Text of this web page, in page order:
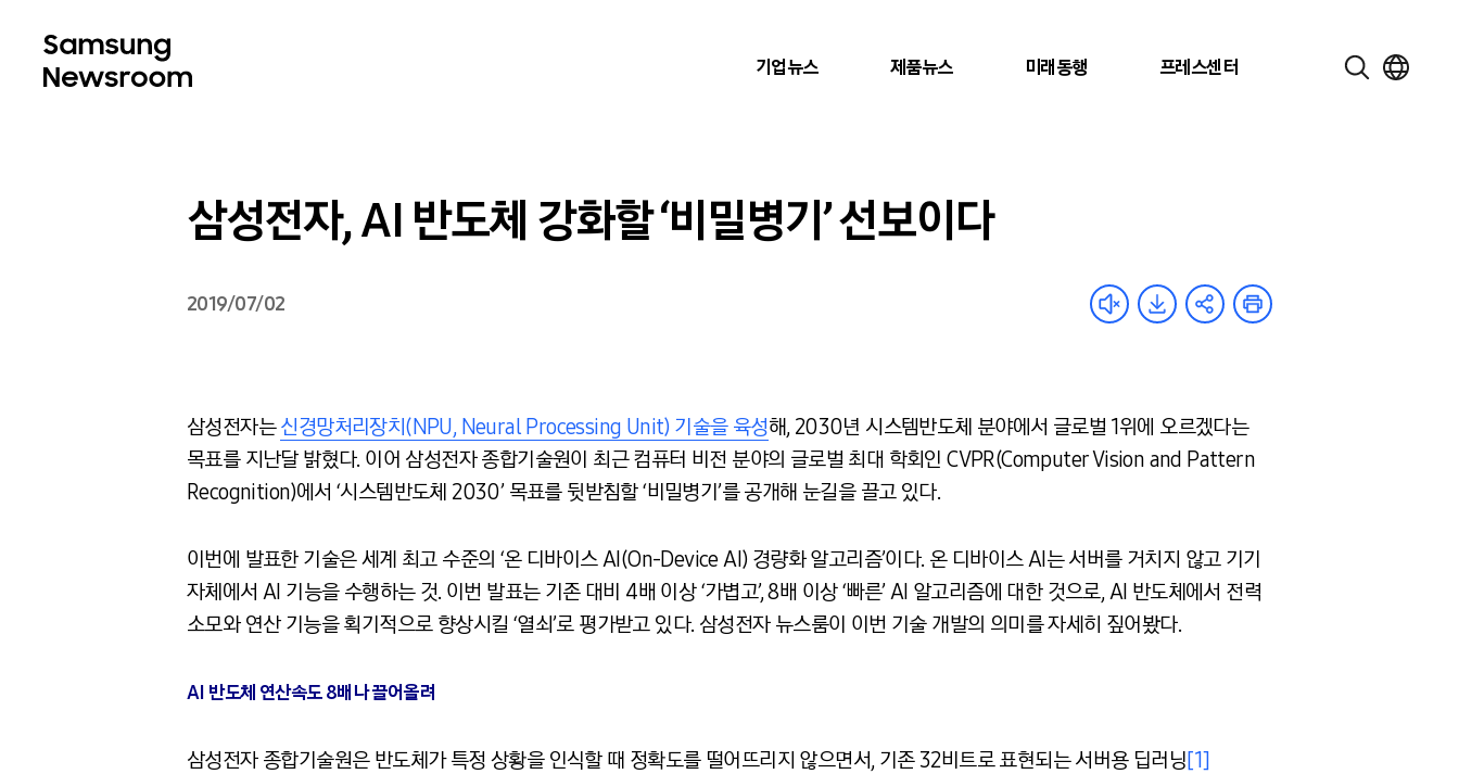
기업뉴스 제품뉴스 미래동행 프레스센터
삼성전자, AI 반도체 강화할 ‘비밀병기’ 선보이다
2019/07/02
삼성전자는신경망처리장치(NPU, Neural Processing Unit) 기술을 육성해, 2030년 시스템반도체 분야에서 글로벌 1위에 오르겠다는
목표를 지난달 밝혔다. 이어 삼성전자 종합기술원이 최근 컴퓨터 비전 분야의 글로벌 최대 학회인 CVPR(Computer Vision and Pattern
Recognition)에서 ‘시스템반도체 2030’ 목표를 뒷받침할 ‘비밀병기’를 공개해 눈길을 끌고 있다.
이번에 발표한 기술은 세계 최고 수준의 ‘온 디바이스 AI(On-Device AI) 경량화 알고리즘’이다. 온 디바이스 AI는 서버를 거치지 않고 기기
자체에서 AI 기능을 수행하는 것. 이번 발표는 기존 대비 4배 이상 ‘가볍고’, 8배 이상 ‘빠른’ AI 알고리즘에 대한 것으로, AI 반도체에서 전력
소모와 연산 기능을 획기적으로 향상시킬 ‘열쇠’로 평가받고 있다. 삼성전자 뉴스룸이 이번 기술 개발의 의미를 자세히 짚어봤다.
AI 반도체 연산속도 8배나 끌어올려
삼성전자 종합기술원은 반도체가 특정 상황을 인식할 때 정확도를 떨어뜨리지 않으면서, 기존 32비트로 표현되는 서버용 딥러닝[1]